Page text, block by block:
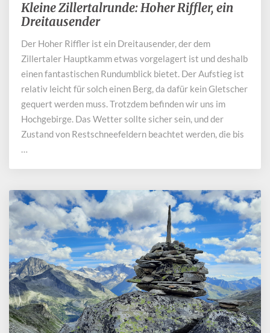
Kleine
Zillertalrunde:
Riffler,
ein
Dreitausender
Kleine Zillertalrunde: Hoher Riffler, ein
Dreitausender
Der Hoher Riffler ist ein Dreitausender, der dem
Zillertaler Hauptkamm etwas vorgelagert ist und deshalb
einen fantastischen Rundumblick bietet. Der Aufstieg ist
relativ leicht für solch einen Berg, da dafür kein Gletscher
gequert werden muss. Trotzdem befinden wir uns im
Hochgebirge. Das Wetter sollte sicher sein, und der
Zustand von Restschneefeldern beachtet werden, die bis
…